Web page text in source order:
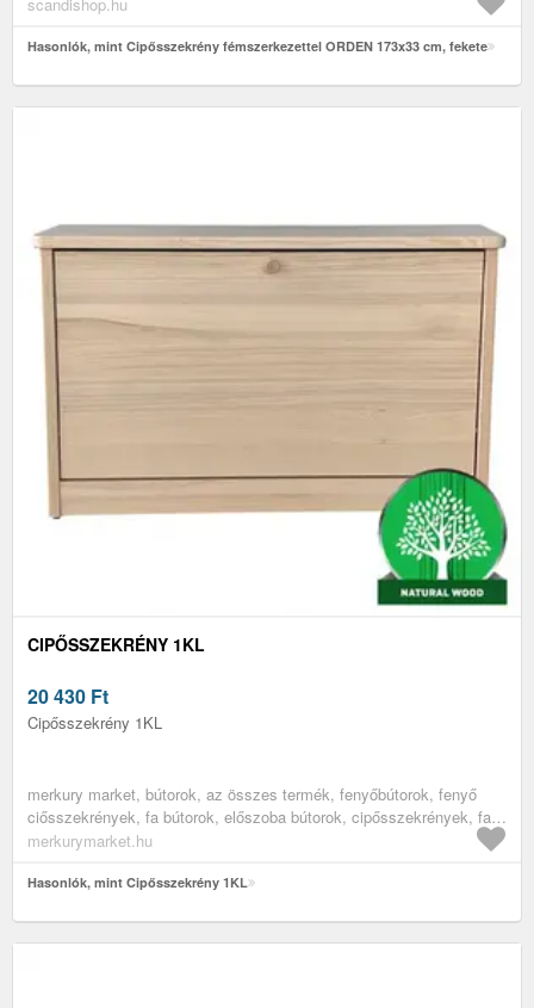
Hasonlók, mint Cipősszekrény fémszerkezettel ORDEN 173x33 cm, fekete
CIPŐSSZEKRÉNY 1KL
20 430 Ft
Cipősszekrény 1KL
merkury market, bútorok, az összes termék, fenyőbútorok, fenyő
ciősszekrények, fa bútorok, előszoba bútorok, cipősszekrények, fa
cipősszekrények
merkurymarket.hu
Hasonlók, mint Cipősszekrény 1KL